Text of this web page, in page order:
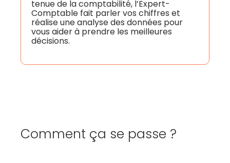
tenue de la comptabilité, l’Expert-
Comptable fait parler vos chiffres et
réalise une analyse des données pour
vous aider à prendre les meilleures
décisions.
Comment ça se passe ?